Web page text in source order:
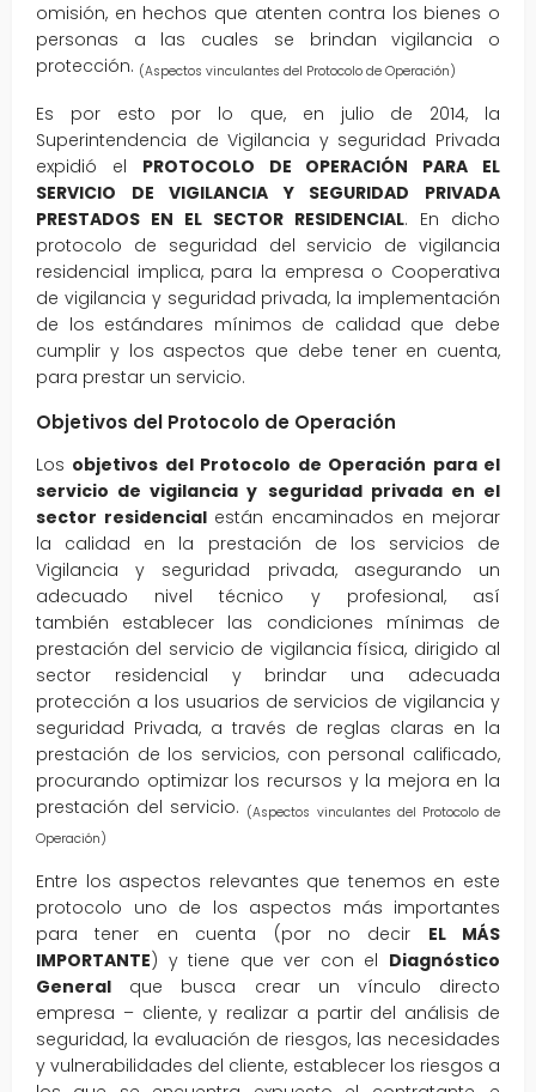
omisión, en hechos que atenten contra los bienes o
personas a las cuales se brindan vigilancia o
protección. (Aspectos vinculantes del Protocolo de Operación)
Es por esto por lo que, en julio de 2014, la
Superintendencia de Vigilancia y seguridad Privada
expidió el PROTOCOLO DE OPERACIÓN PARA EL
SERVICIO DE VIGILANCIA Y SEGURIDAD PRIVADA
PRESTADOS EN EL SECTOR RESIDENCIAL. En dicho
protocolo de seguridad del servicio de vigilancia
residencial implica, para la empresa o Cooperativa
de vigilancia y seguridad privada, la implementación
de los estándares mínimos de calidad que debe
cumplir y los aspectos que debe tener en cuenta,
para prestar un servicio.
Objetivos del Protocolo de Operación
Los objetivos del Protocolo de Operación para el
servicio de vigilancia y seguridad privada en el
sector residencial están encaminados en mejorar
la calidad en la prestación de los servicios de
Vigilancia y seguridad privada, asegurando un
adecuado nivel técnico y profesional, así
también establecer las condiciones mínimas de
prestación del servicio de vigilancia física, dirigido al
sector residencial y brindar una adecuada
protección a los usuarios de servicios de vigilancia y
seguridad Privada, a través de reglas claras en la
prestación de los servicios, con personal calificado,
procurando optimizar los recursos y la mejora en la
prestación del servicio. (Aspectos vinculantes del Protocolo de
Operación)
Entre los aspectos relevantes que tenemos en este
protocolo uno de los aspectos más importantes
para tener en cuenta (por no decir EL MÁS
IMPORTANTE) y tiene que ver con el Diagnóstico
General que busca crear un vínculo directo
empresa – cliente, y realizar a partir del análisis de
seguridad, la evaluación de riesgos, las necesidades
y vulnerabilidades del cliente, establecer los riesgos a